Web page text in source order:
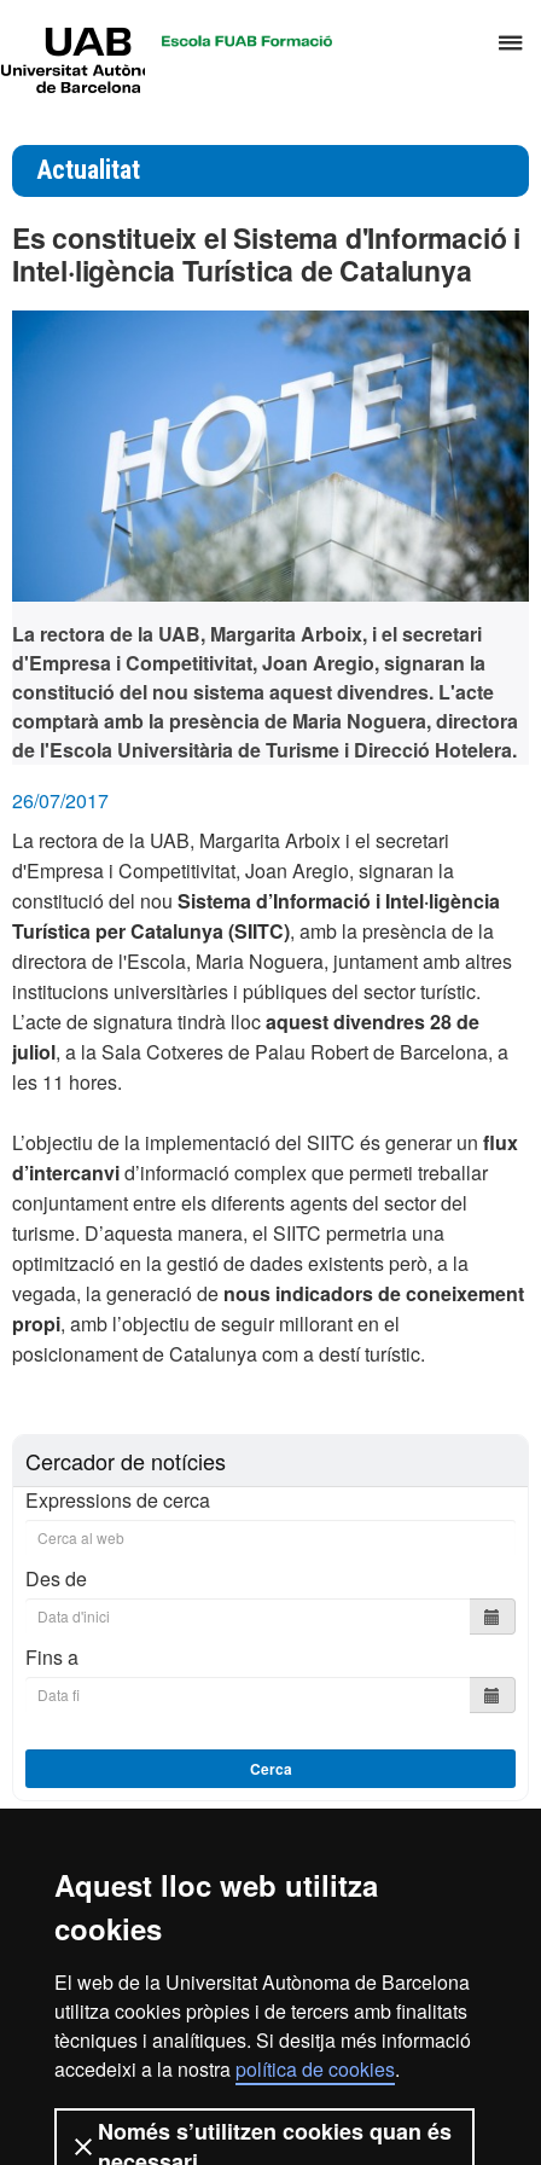
Aquest lloc web utilitza
cookies
El web de la Universitat Autònoma de Barcelona
utilitza cookies pròpies i de tercers amb finalitats
tècniques i analítiques. Si desitja més informació
accedeixi a la nostrapolítica de cookies.
Només s’utilitzen cookies quan és
el
Universitat
Actualitat
Es constitueix el Sistema d'Informació i
Intel·ligència Turística de Catalunya
La rectora de la UAB, Margarita Arboix, i el secretari
d'Empresa i Competitivitat, Joan Aregio, signaran la
constitució del nou sistema aquest divendres. L'acte
comptarà amb la presència de Maria Noguera, directora
de l'Escola Universitària de Turisme i Direcció Hotelera.
26/07/2017
La rectora de la UAB, Margarita Arboix i el secretari
d'Empresa i Competitivitat, Joan Aregio, signaran la
constitució del nou Sistema d’Informació i Intel·ligència
Turística per Catalunya (SIITC), amb la presència de la
directora de l'Escola, Maria Noguera, juntament amb altres
institucions universitàries i públiques del sector turístic.
L’acte de signatura tindrà llocaquest divendres 28 de
juliol, a la Sala Cotxeres de Palau Robert de Barcelona, a
les 11 hores.
L’objectiu de la implementació del SIITC és generar un flux
d’intercanvid’informació complex que permeti treballar
conjuntament entre els diferents agents del sector del
turisme. D’aquesta manera, el SIITC permetria una
optimització en la gestió de dades existents però, a la
vegada, la generació de nous indicadors de coneixement
propi, amb l’objectiu de seguir millorant en el
posicionament de Catalunya com a destí turístic.
Cercador de notícies
Expressions de cerca
Des de
Fins a
Cerca
Reconeixement internacional de l'excel·lència
HR
Inici Avís legal
Política de privacitat
Protecció de dades Sobre el web
Som una universitat capdavantera que imparteix una